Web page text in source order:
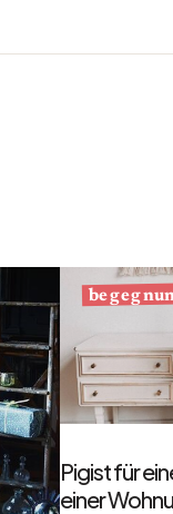
Pigist für
einer